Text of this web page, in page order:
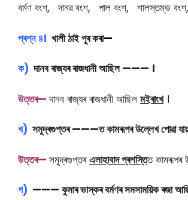
বৰ্মণ বংশ, দানৱ বংশ, পাল বংশ, শালস্তম্ভ
প্ৰশ্ন ৪। খালী ঠাই পূৰ কৰা—
ক) দানব ৰাজ্যৰ ৰাজধানী আছিল ——— ।
উত্তৰ—দানব ৰাজ্যৰ ৰাজধানী আছিল মইৰাংখ।
খ) সমুদ্ৰগুপ্তৰ ———ত কামৰূপৰ উল্লেখ পোৱা
উত্তৰ— সমুদ্ৰগুপ্তৰএলাহাবাদ প্ৰশস্তিত কামৰূপৰ
গ) ——— কুমাৰ ভাস্কৰ বৰ্মণৰ সমসাময়িক ৰজা